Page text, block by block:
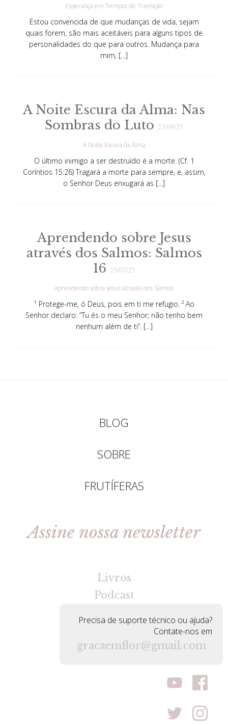
Esperança em Tempos de Transição
Estou convencida de que mudanças de vida, sejam
quais forem, são mais aceitáveis para alguns tipos de
personalidades do que para outros. Mudança para
mim, […]
A Noite Escura da Alma: Nas
Sombras do Luto 23/09/25
A Noite Escura da Alma
O último inimigo a ser destruído é a morte. (Cf. 1
Coríntios 15:26) Tragará a morte para sempre, e, assim,
o Senhor Deus enxugará as […]
Aprendendo sobre Jesus
através dos Salmos: Salmos
16 25/07/25
Aprendendo sobre Jesus através dos Salmos
¹ Protege-me, ó Deus, pois em ti me refugio. ² Ao
Senhor declaro: “Tu és o meu Senhor; não tenho bem
nenhum além de ti”. […]
BLOG
SOBRE
FRUTÍFERAS
Assine nossa newsletter
Livros
Podcast
Precisa de suporte técnico ou ajuda?
Contate-nos em
gracaemflor@gmail.com